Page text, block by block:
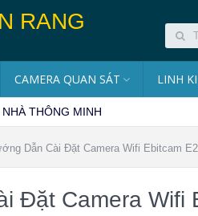
CAMERA QUAN SÁT LINH
THÔNG MINH
Dẫn Cài Đặt Camera Wifi Ebitcam E2
Đặt Camera Wifi